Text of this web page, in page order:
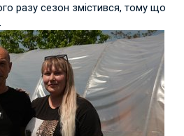
разу сезон змістився, тому що